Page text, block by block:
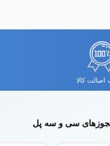
کالا
سی و سه پل